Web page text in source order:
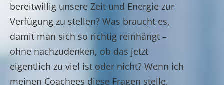
bereitwillig unsere Zeit und Energie zur
Verfügung zu stellen? Was braucht es,
damit man sich so richtig reinhängt –
ohne nachzudenken, ob das jetzt
eigentlich zu viel ist oder nicht? Wenn ich
meinen Coachees diese Fragen stelle,